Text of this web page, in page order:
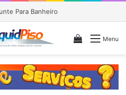
Anália Franco SP
Menu
Veja seu